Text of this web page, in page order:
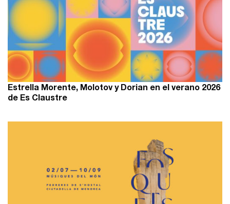
Estrella Morente, Molotov y Dorian en el verano 2026
de Es Claustre